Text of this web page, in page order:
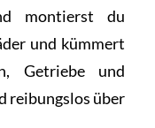
montierst du
und kümmert
Getriebe und
reibungslos über